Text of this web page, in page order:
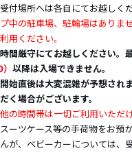
園が有名です。
受付場所へは各自にてお越しく
中の駐車場、駐輪場はありま
用ください。
時間厳守にてお越しください。
）以降は入場できません。
開始直後は大変混雑が予想され
く場合がございます。
他の時間帯は一切ご利用いただ
スーツケース等の手荷物をお預
が、ベビーカーについては、